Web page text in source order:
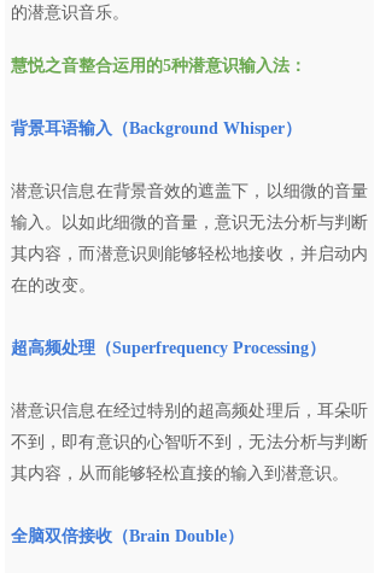
的潜意识音乐。
慧悦之音整合运用的5种潜意识输入法 ：
背景耳语输入（Background Whisper）
潜意识信息在背景音效的遮盖下，以细微的音量
输入。以如此细微的音量，意识无法分析与判断
其内容，而潜意识则能够轻松地接收，并启动内
在的改变。
超高频处理（Superfrequency Processing）
潜意识信息在经过特别的超高频处理后，耳朵听
不到，即有意识的心智听不到，无法分析与判断
其内容，从而能够轻松直接的输入到潜意识。
全脑双倍接收（Brain Double）